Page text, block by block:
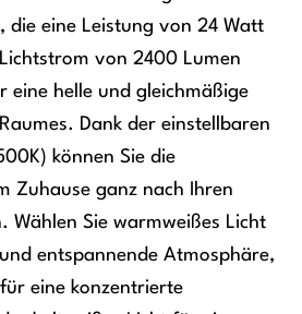
die eine Leistung von 24 Watt
von 2400 Lumen
eine helle und gleichmäßige
Dank der einstellbaren
können Sie die
Zuhause ganz nach Ihren
Wählen Sie warmweißes Licht
entspannende Atmosphäre,
eine konzentrierte